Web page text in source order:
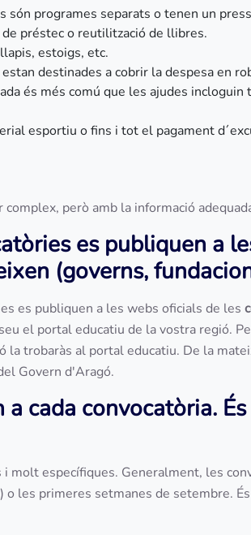
són programes separats o tenen un
préstec o reutilització de llibres.
estoigs, etc.
destinades a cobrir la despesa en
és més comú que les ajudes
esportiu o fins i tot el pagament
però amb la informació
es publiquen a
(governs,
es publiquen a les webs oficials de les
el portal educatiu de la vostra regió.
la trobaràs al portal educatiu. De la
Govern d'Aragó.
cada convocatòria.
molt específiques. Generalment, les
les primeres setmanes de setembre.